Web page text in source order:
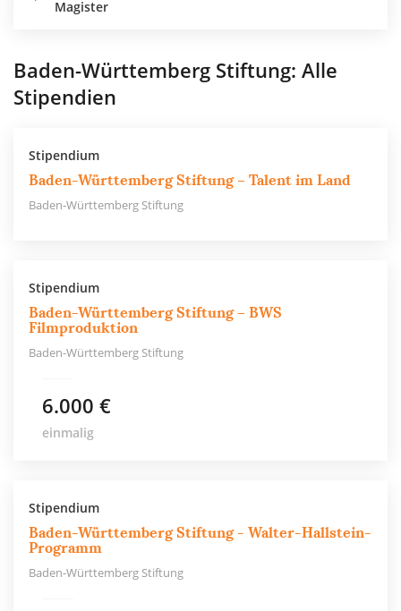
Magister
Baden-Württemberg Stiftung: Alle
Stipendien
Stipendium
Baden-Württemberg Stiftung – Talent im Land
Baden-Württemberg Stiftung
Stipendium
Baden-Württemberg Stiftung – BWS
Filmproduktion
Baden-Württemberg Stiftung
6.000 €
einmalig
Stipendium
Baden-Württemberg Stiftung - Walter-Hallstein-
Programm
Baden-Württemberg Stiftung